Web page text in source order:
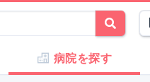
病院を探す